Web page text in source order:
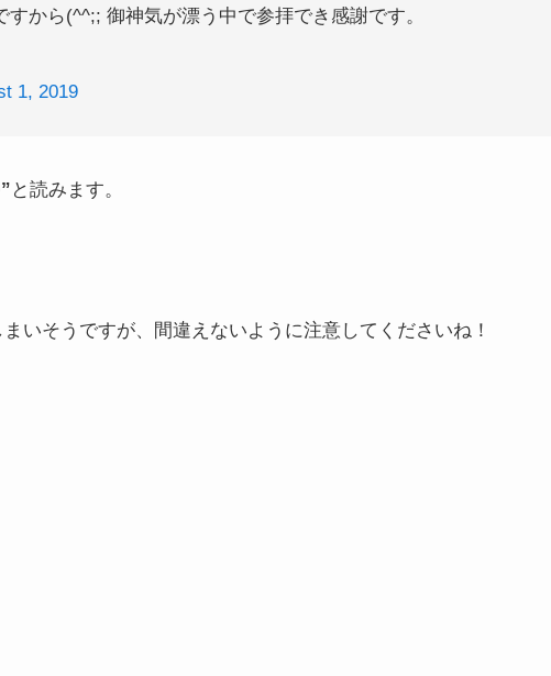
から(^^;; 御神気が漂う中で参拝でき感謝です。
1, 2019
と読みます。
いそうですが、間違えないように注意してくださいね！